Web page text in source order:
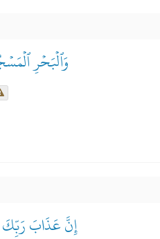
وَٱلۡبَحۡرِ
إِنَّ عَذَابَ